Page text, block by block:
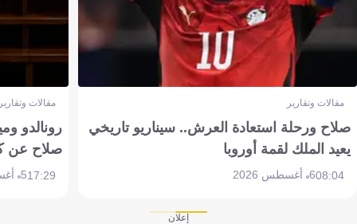
مقالات وتقارير
صلاح ورحلة استعادة العرش.. سيناريو تاريخي
يعيد الملك لقمة أوروبا
08:046 أغسطس 2026
مقالات
رونالدو
صلاح عن
17:295 أغسطس 2026
إعلان